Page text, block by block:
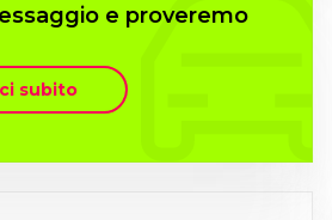
e proveremo
subito